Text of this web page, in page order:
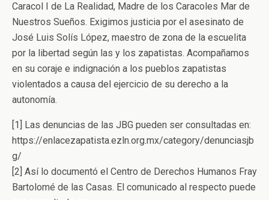
Caracol I de La Realidad, Madre de los Caracoles Mar de
Nuestros Sueños. Exigimos justicia por el asesinato de
José Luis Solís López, maestro de zona de la escuelita
por la libertad según las y los zapatistas. Acompañamos
en su coraje e indignación a los pueblos zapatistas
violentados a causa del ejercicio de su derecho a la
autonomía.
[1] Las denuncias de las JBG pueden ser consultadas en:
https://enlacezapatista.ezln.org.mx/category/denunciasjb
g/
[2] Así lo documentó el Centro de Derechos Humanos Fray
Bartolomé de las Casas. El comunicado al respecto puede